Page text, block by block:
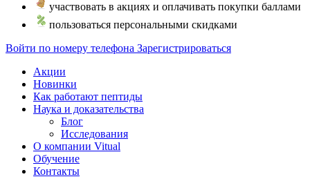
участвовать в акциях и оплачивать покупки баллами
пользоваться персональными скидками
Войти по номеру телефона Зарегистрироваться
Акции
Новинки
Как работают пептиды
Наука и доказательства
Блог
Исследования
О компании Vitual
Обучение
Контакты